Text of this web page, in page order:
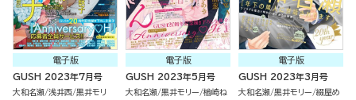
電子版
GUSH 2023年7月号
大和名瀬 浅井西 黒井モリ
電子版
GUSH 2023年5月号
大和名瀬 黒井モリー 楢崎ね
電子版
GUSH 2023年3月号
大和名瀬 黒井モリー 綴屋め